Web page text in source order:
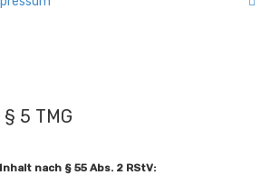
5 TMG
nach § 55 Abs. 2 RStV: